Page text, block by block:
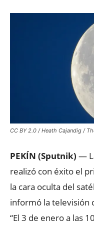
CC BY 2.0 / Heath Cajandig /
PEKÍN (Sputnik) —
realizó con éxito el
la cara oculta del
informó la televisión
“El 3 de enero a las